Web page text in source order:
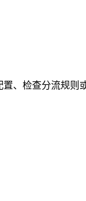
、检查分流规则